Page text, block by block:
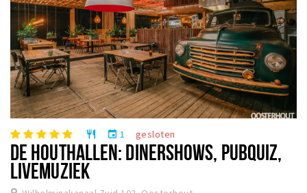
restaurant event 1 gesloten
DE HOUTHALLEN: DINERSHOWS, PUBQUIZ,
LIVEMUZIEK